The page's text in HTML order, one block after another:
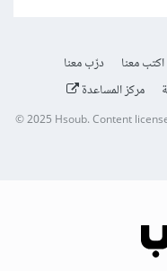
اكتب معنا
درّب معنا
مركز المساعدة
© 2025Hsoub.Content